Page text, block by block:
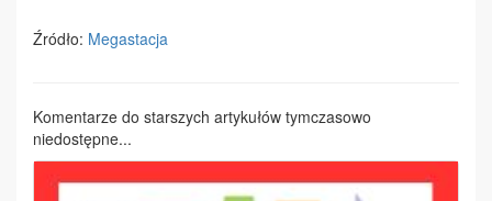
Źródło: Megastacja
Komentarze do starszych artykułów tymczasowo
niedostępne...